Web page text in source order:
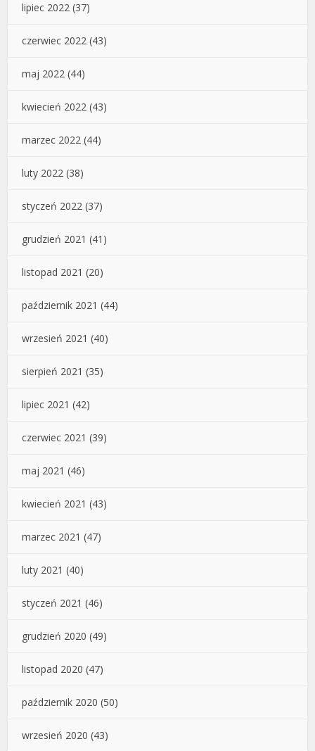
lipiec 2022 (37)
czerwiec 2022 (43)
maj 2022 (44)
kwiecień 2022 (43)
marzec 2022 (44)
luty 2022 (38)
styczeń 2022 (37)
grudzień 2021 (41)
listopad 2021 (20)
październik 2021 (44)
wrzesień 2021 (40)
sierpień 2021 (35)
lipiec 2021 (42)
czerwiec 2021 (39)
maj 2021 (46)
kwiecień 2021 (43)
marzec 2021 (47)
luty 2021 (40)
styczeń 2021 (46)
grudzień 2020 (49)
listopad 2020 (47)
październik 2020 (50)
wrzesień 2020 (43)